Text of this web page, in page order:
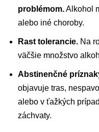
problémom.Alkohol
alebo iné choroby.
Rast tolerancie. Na
väčšie množstvo
Abstinenčné
objavuje tras,
alebo v ťažkých
záchvaty.